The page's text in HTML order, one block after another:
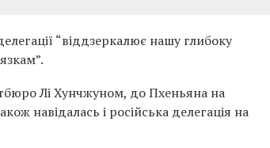
“віддзеркалює нашу глибоку
Лі Хунчжуном, до Пхеньяна на
навідалась і російська делегація на